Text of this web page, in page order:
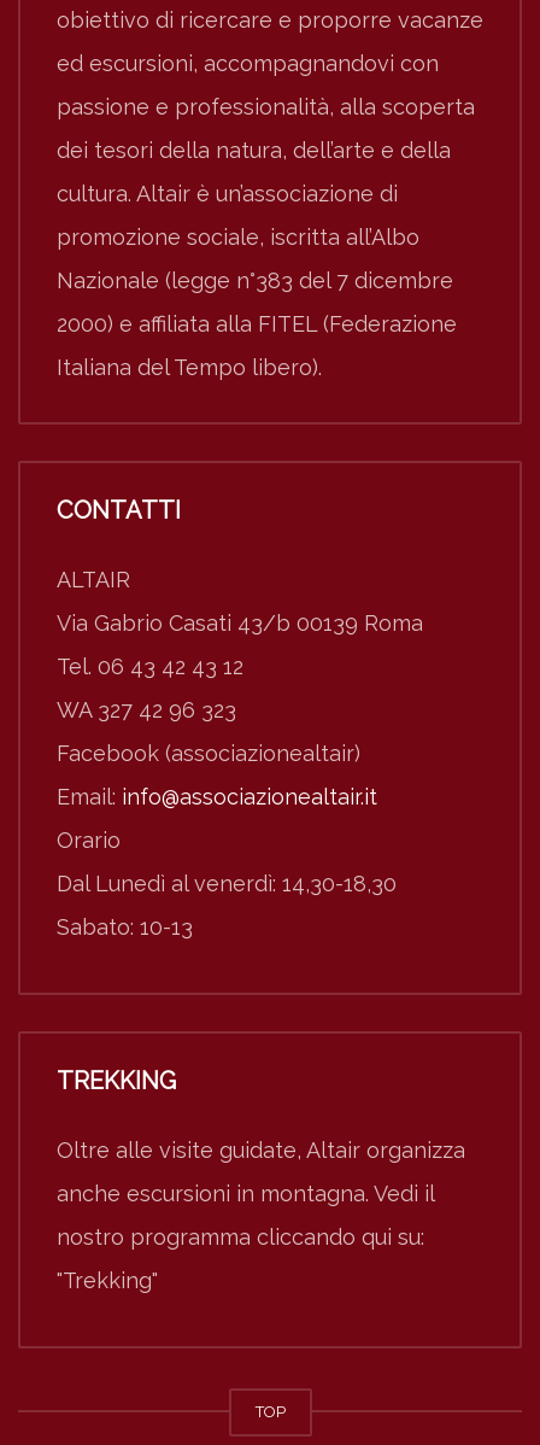
obiettivo di ricercare e proporre vacanze
ed escursioni, accompagnandovi con
passione e professionalità, alla scoperta
dei tesori della natura, dell’arte e della
cultura. Altair è un’associazione di
promozione sociale, iscritta all’Albo
Nazionale (legge n°383 del 7 dicembre
2000) e affiliata alla FITEL (Federazione
Italiana del Tempo libero).
CONTATTI
ALTAIR
Via Gabrio Casati 43/b 00139 Roma
Tel. 06 43 42 43 12
WA 327 42 96 323
Facebook (associazionealtair)
Email: info@associazionealtair.it
Orario
Dal Lunedì al venerdì: 14,30-18,30
Sabato: 10-13
TREKKING
Oltre alle visite guidate, Altair organizza
anche escursioni in montagna. Vedi il
nostro programma cliccando qui su:
"Trekking"
TOP